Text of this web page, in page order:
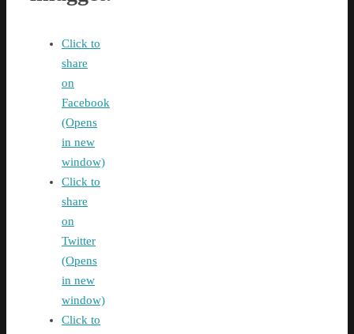
Click to
share
on
Facebook
(Opens
in new
window)
Click to
share
on
Twitter
(Opens
in new
window)
Click to